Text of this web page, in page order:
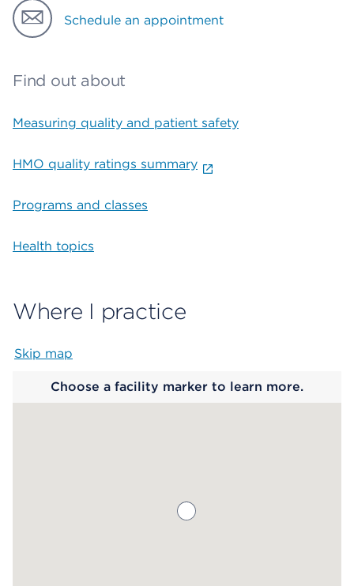
Schedule an appointment
Find out about
Measuring quality and patient safety
HMO quality ratings summary
Programs and classes
Health topics
Where I practice
Skip map
Choose a facility marker to learn more.